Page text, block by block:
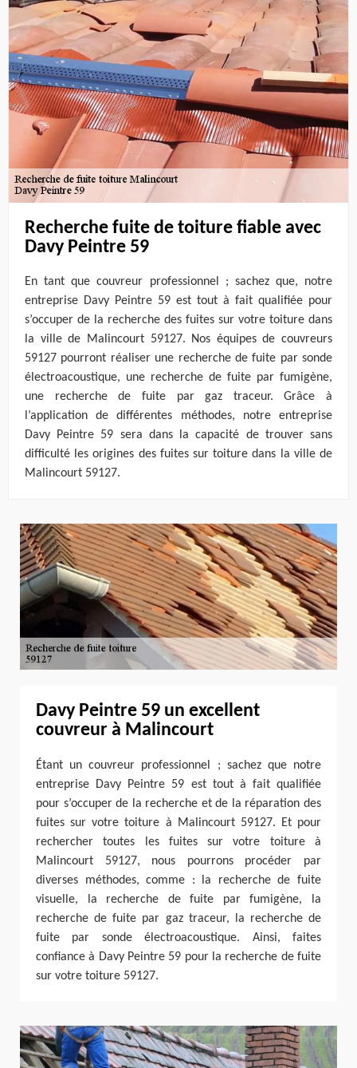
Recherche fuite de toiture fiable avec
Davy Peintre 59
En tant que couvreur professionnel ; sachez que, notre
entreprise Davy Peintre 59 est tout à fait qualifiée pour
s’occuper de la recherche des fuites sur votre toiture dans
la ville de Malincourt 59127. Nos équipes de couvreurs
59127 pourront réaliser une recherche de fuite par sonde
électroacoustique, une recherche de fuite par fumigène,
une recherche de fuite par gaz traceur. Grâce à
l’application de différentes méthodes, notre entreprise
Davy Peintre 59 sera dans la capacité de trouver sans
difficulté les origines des fuites sur toiture dans la ville de
Malincourt 59127.
Davy Peintre 59 un excellent
couvreur à Malincourt
Étant un couvreur professionnel ; sachez que notre
entreprise Davy Peintre 59 est tout à fait qualifiée
pour s’occuper de la recherche et de la réparation des
fuites sur votre toiture à Malincourt 59127. Et pour
rechercher toutes les fuites sur votre toiture à
Malincourt 59127, nous pourrons procéder par
diverses méthodes, comme : la recherche de fuite
visuelle, la recherche de fuite par fumigène, la
recherche de fuite par gaz traceur, la recherche de
fuite par sonde électroacoustique. Ainsi, faites
confiance à Davy Peintre 59 pour la recherche de fuite
sur votre toiture 59127.